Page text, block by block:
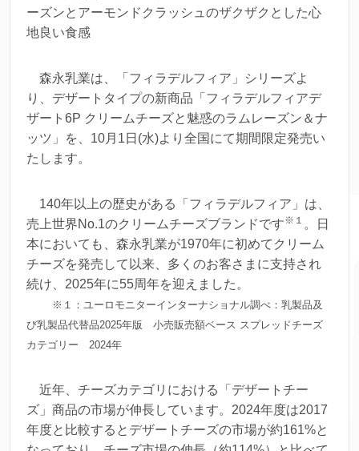
ーズンとアーモンドクラッシュのザクザクとした心
地良い食感
森永乳業は、「フィラデルフィア」シリーズよ
り、デザートタイプの新商品「フィラデルフィアデ
ザート6P クリームチーズと魅惑のラムレーズン＆ナ
ッツ」を、10月1日(水)より全国にて期間限定発売い
たします。
140年以上の歴史がある「フィラデルフィア」は、
売上世界No.1のクリームチーズブランドです※１ 。日
本においても、森永乳業が1970年に初めてクリーム
チーズを発売して以来、多くのお客さまに支持され
続け、2025年に55周年を迎えました。
※１：ユーロモニターインターナショナル調べ：乳製品及
び乳製品代替品2025年版 小売販売額ベース スプレッドチーズ
カテゴリー 2024年
近年、チーズカテゴリにおける「デザートチー
ズ」商品の市場が伸長しています。2024年度は2017
年度と比較するとデザートチーズの市場が約161%と